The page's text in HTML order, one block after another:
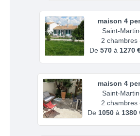
maison 4
Saint-
2 chambres
De 570 à 1270
maison 4
Saint-
2 chambres
De 1050 à 1380